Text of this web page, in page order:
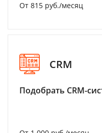
От 815 руб./месяц
CRM
Подобрать CRM-